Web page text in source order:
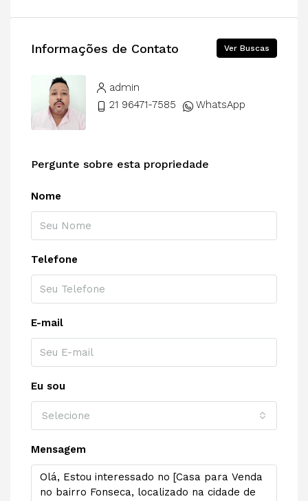
Informações de Contato Ver Buscas
admin
21 96471-7585
WhatsApp
Pergunte sobre esta propriedade
Nome
Telefone
E-mail
Eu sou
Selecione
Mensagem